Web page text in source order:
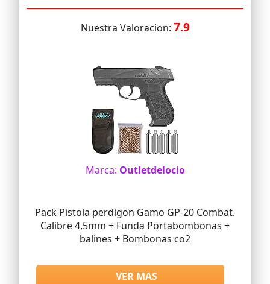
Nuestra Valoracion: 7.9
Marca: Outletdelocio
Pack Pistola perdigon Gamo GP-20 Combat.
Calibre 4,5mm + Funda Portabombonas +
balines + Bombonas co2
VER MAS